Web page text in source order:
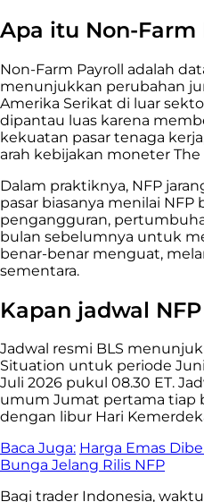
Apa itu Non-Farm
Non-Farm Payroll adalah
menunjukkan perubahan
Amerika Serikat di luar
dipantau luas karena
kekuatan pasar tenaga
arah kebijakan moneter The
Dalam praktiknya, NFP
pasar biasanya menilai NFP
pengangguran,
bulan sebelumnya untuk
benar-benar menguat,
sementara.
Kapan jadwal
Jadwal resmi BLS
Situation untuk periode
Juli 2026 pukul 08.30 ET.
umum Jumat pertama tiap
dengan libur Hari
Baca Juga: Harga Emas
Bunga Jelang Rilis NFP
Bagi trader Indonesia,